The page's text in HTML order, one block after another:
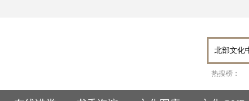
热搜榜：